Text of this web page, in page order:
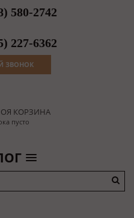
) 580-2742
) 227-6362
ЗВОНОК
КОРЗИНА
пусто